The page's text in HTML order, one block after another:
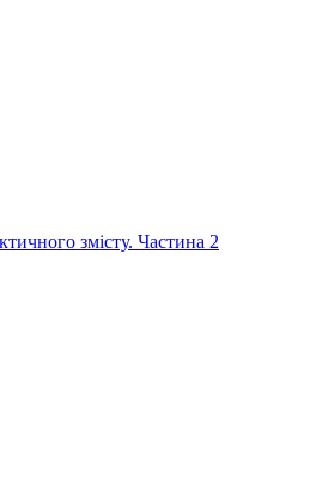
змісту. Частина 2